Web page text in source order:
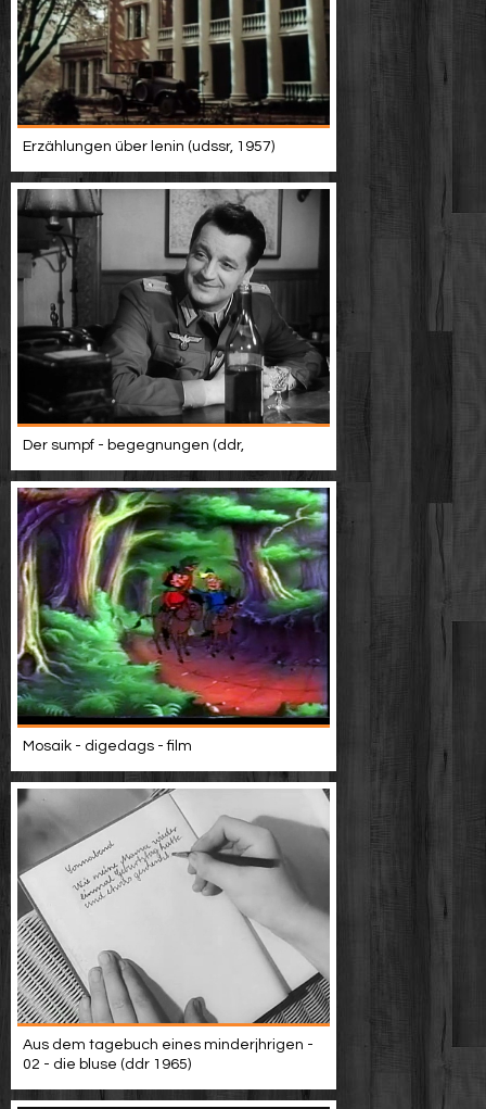
Erzählungen über lenin (udssr, 1957)
Der sumpf - begegnungen (ddr,
Mosaik - digedags - film
Aus dem tagebuch eines minderjhrigen -
02 - die bluse (ddr 1965)